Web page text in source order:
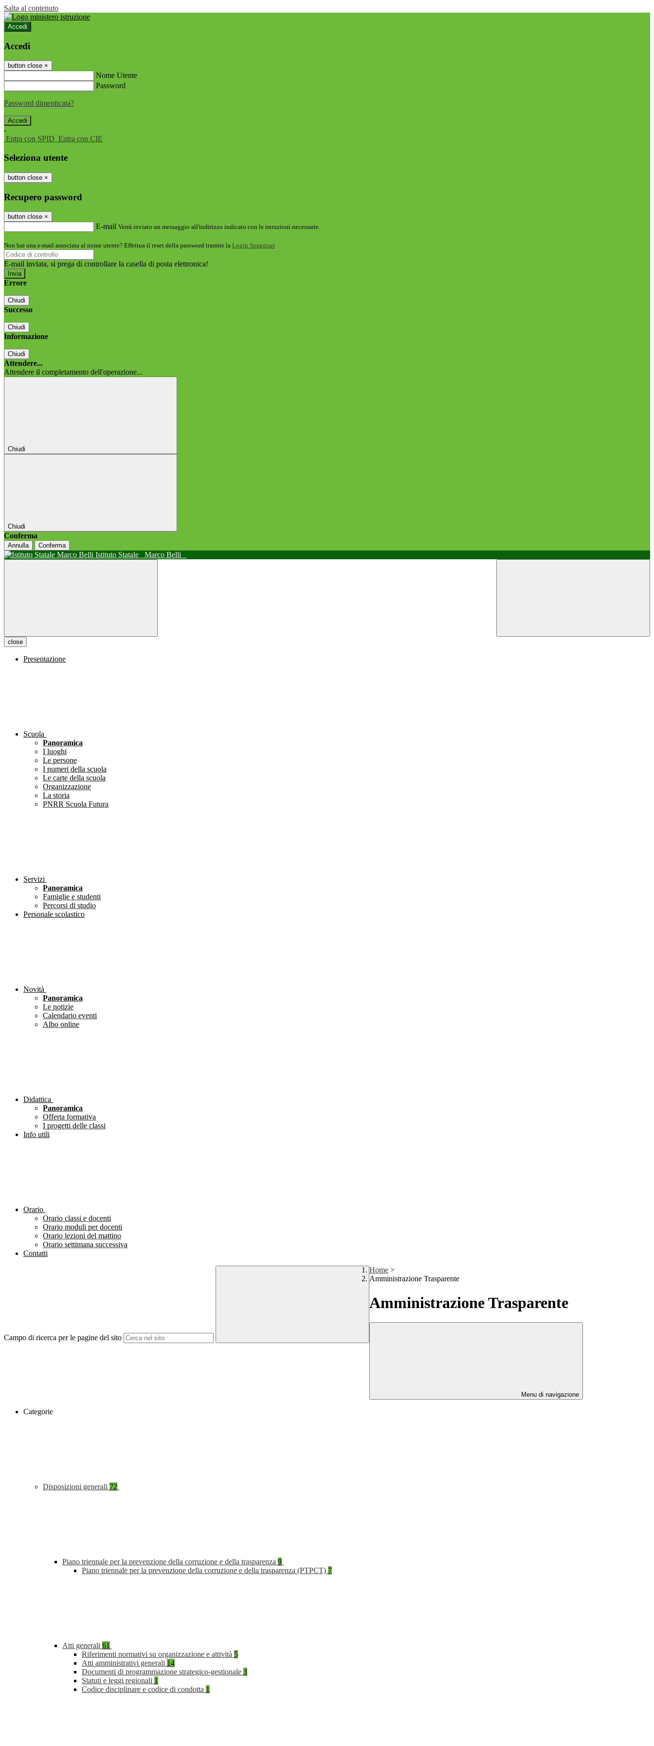
Salta al contenuto
Accedi
Accedi
button close ×
Nome Utente
Password
Password dimenticata?
-
Entra con SPID Entra con CIE
Seleziona utente
button close ×
Recupero password
button close ×
E-mail Verrà inviato un messaggio all'indirizzo indicato con le istruzioni necessarie.
Non hai una e-mail associata al nome utente? Effettua il reset della password tramite la Login Spaggiari
E-mail inviata, si prega di controllare la casella di posta elettronica!
Errore
Chiudi
Successo
Chiudi
Informazione
Chiudi
Attendere...
Attendere il completamento dell'operazione...
Chiudi
Chiudi
Conferma
Annulla Conferma
Istituto Statale Marco Belli
close
Presentazione
Scuola
Panoramica
I luoghi
Le persone
I numeri della scuola
Le carte della scuola
Organizzazione
La storia
PNRR Scuola Futura
Servizi
Panoramica
Famiglie e studenti
Percorsi di studio
Personale scolastico
Novità
Panoramica
Le notizie
Calendario eventi
Albo online
Didattica
Panoramica
Offerta formativa
I progetti delle classi
Info utili
Orario
Orario classi e docenti
Orario moduli per docenti
Orario lezioni del mattino
Orario settimana successiva
Contatti
Campo di ricerca per le pagine del sito
Home >
Amministrazione Trasparente
Amministrazione Trasparente
Menu di navigazione
Categorie
Disposizioni generali 72
Piano triennale per la prevenzione della corruzione e della trasparenza 9
Piano triennale per la prevenzione della corruzione e della trasparenza (PTPCT) 7
Atti generali 61
Riferimenti normativi su organizzazione e attività 5
Atti amministrativi generali 14
Documenti di programmazione strategico-gestionale 3
Statuti e leggi regionali 1
Codice disciplinare e codice di condotta 1